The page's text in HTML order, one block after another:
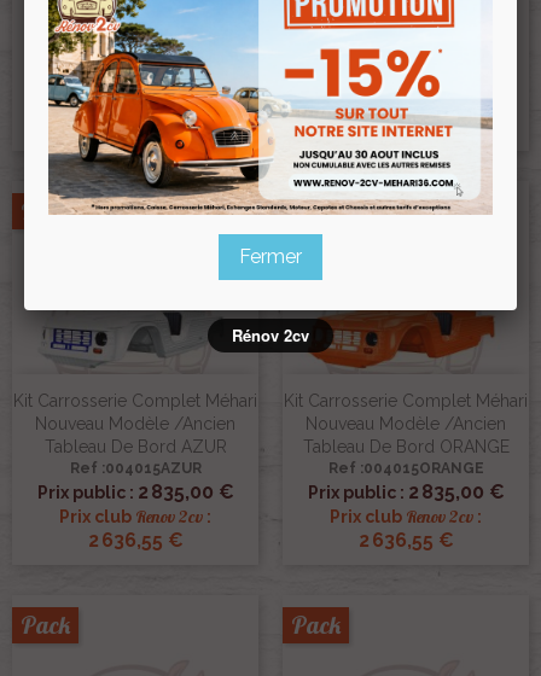
Nouveau Modèle 23 Pièces
BEIGE
Ref :004004BEIGE
Prix public :2 835,00 €
Prix club Renov 2cv:
2 636,55 €
Tableau De Bord BLANC
BRILLANT
Ref :004015
Prix public :2 650,00 €
Prix clubRenov 2cv :
2 464,50 €
Kit Carrosserie Complet Méhari
Nouveau Modèle /ancien
Tableau De Bord AZUR
Ref :004015AZUR
Prix public : 2 835,00 €
Prix club Renov 2cv :
2 636,55 €
Pack
Kit Carrosserie Complet Méhari
Nouveau Modèle /ancien
Tableau De Bord ORANGE
Ref :004015ORANGE
Prix public : 2 835,00 €
Prix club Renov 2cv :
2 636,55 €
Pack
Pack Pack
Fermer
Rénov 2cv